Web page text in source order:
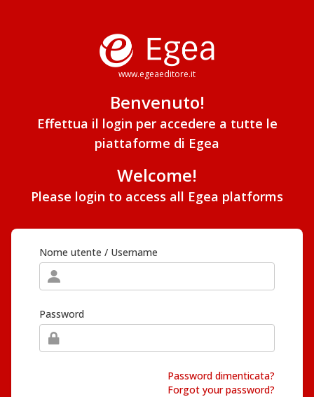
www.egeaeditore.it
Benvenuto!
Effettua il login per accedere a tutte le
piattaforme di Egea
Welcome!
Please login to access all Egea platforms
Nome utente / Username
Password
Password dimenticata?
Forgot your password?